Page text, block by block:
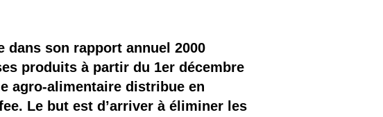
OGM ?
dans son rapport annuel 2000
produits à partir du 1er décembre
agro-alimentaire distribue en
Le but est d’arriver à éliminer les